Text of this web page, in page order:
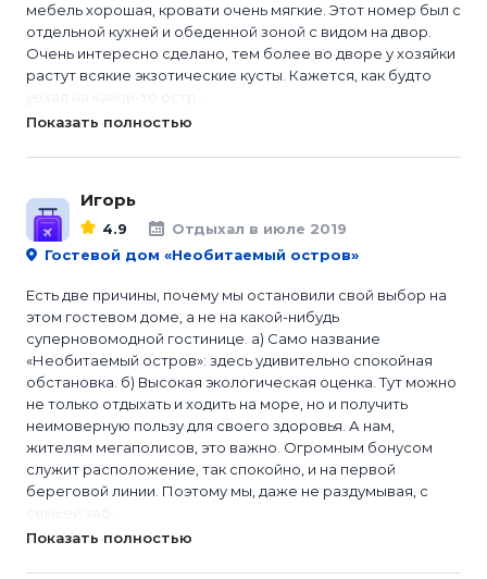
мебель хорошая, кровати очень мягкие. Этот номер был с
отдельной кухней и обеденной зоной с видом на двор.
Очень интересно сделано, тем более во дворе у хозяйки
растут всякие экзотические кусты. Кажется, как будто
Показать полностью
Игорь
4.9
Отдыхал в июле 2019
Гостевой дом «Необитаемый остров»
Есть две причины, почему мы остановили свой выбор на
этом гостевом доме, а не на какой-нибудь
суперновомодной гостинице. а) Само название
«Необитаемый остров»: здесь удивительно спокойная
обстановка. б) Высокая экологическая оценка. Тут можно
не только отдыхать и ходить на море, но и получить
неимоверную пользу для своего здоровья. А нам,
жителям мегаполисов, это важно. Огромным бонусом
служит расположение, так спокойно, и на первой
береговой линии. Поэтому мы, даже не раздумывая, с
Показать полностью